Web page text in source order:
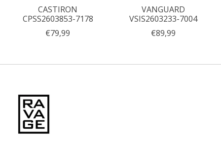
CASTIRON
CPSS2603853-7178
€79,99
VANGUARD
VSIS2603233-7004
€89,99